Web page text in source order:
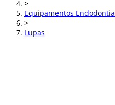
>
Equipamentos Endodontia
>
Lupas